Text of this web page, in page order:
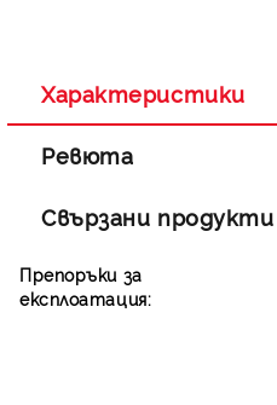
Характеристики
Ревюта
Свързани продукти
Препоръки за
експлоатация: